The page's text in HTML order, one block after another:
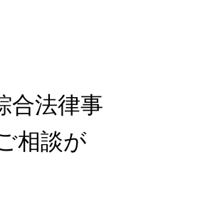
合法律事
相談が